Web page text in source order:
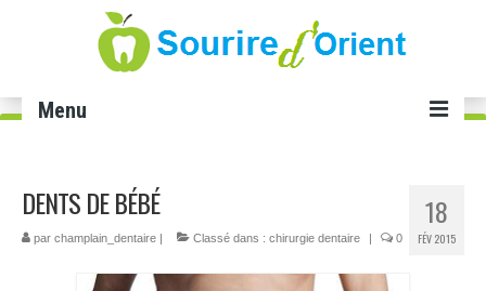
Menu
Soins dentaires 18
FÉV 2015
DENTS DE BÉBÉ
par champlain_dentaire | Classé dans : chirurgie dentaire | 0